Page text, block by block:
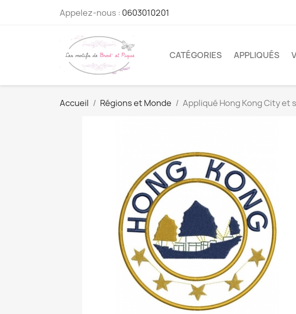
Appelez-nous : 0603010201
CATÉGORIES APPLIQUÉS
Accueil Régions et Monde Appliqué Hong Kong City et